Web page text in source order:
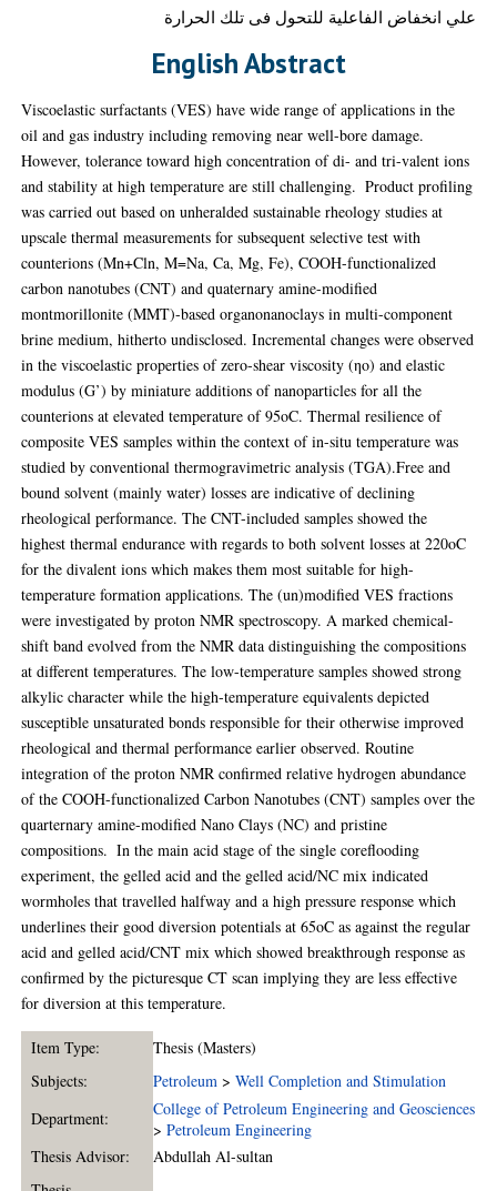
علي انخفاض الفاعلية للتحول فى تلك الحرارة
English Abstract
Viscoelastic surfactants (VES) have wide range of applications in the
oil and gas industry ‎including removing near well-bore damage.
However, tolerance toward high ‎concentration of di- and tri-valent ions
and stability at high temperature are still ‎challenging. ‎ Product profiling
was carried out based on unheralded sustainable rheology studies at
‎upscale thermal measurements for subsequent selective test with
counterions (Mn+Cln, ‎M=Na, Ca, Mg, Fe), COOH-functionalized
carbon nanotubes (CNT) and quaternary ‎amine-modified
montmorillonite (MMT)-based organonanoclays in multi-component
‎brine medium, hitherto undisclosed.‎ Incremental changes were observed
in the viscoelastic properties of zero-shear viscosity ‎‎(ηo) and elastic
modulus (G’) by miniature additions of nanoparticles for all the
‎counterions at elevated temperature of 95oC.‎ Thermal resilience of
composite VES samples within the context of in-situ temperature ‎was
studied by conventional thermogravimetric analysis (TGA).Free and
bound solvent ‎‎(mainly water) losses are indicative of declining
rheological performance. The CNT-‎included samples showed the
highest thermal endurance with regards to both solvent ‎losses at 220oC
for the divalent ions which makes them most suitable for high-‎
temperature formation applications. The (un)modified VES fractions
were investigated by ‎proton NMR spectroscopy. A marked chemical-
shift band evolved from the NMR data ‎distinguishing the compositions
at different temperatures. The low-temperature samples ‎showed strong
alkylic character while the high-temperature equivalents depicted
‎susceptible unsaturated bonds responsible for their otherwise improved
rheological and ‎thermal performance earlier observed. Routine
integration of the proton NMR confirmed ‎relative hydrogen abundance
of the COOH-functionalized Carbon Nanotubes (CNT) ‎samples over the
quarternary amine-modified Nano Clays (NC) and pristine
compositions. ‎ In the main acid stage of the single coreflooding
experiment, the gelled acid and the ‎gelled acid/NC mix indicated
wormholes that travelled halfway and a high pressure ‎response which
underlines their good diversion potentials at 65oC as against the regular
‎acid and gelled acid/CNT mix which showed breakthrough response as
confirmed by the ‎picturesque CT scan implying they are less effective
for diversion at this temperature. ‎
Item Type:
Thesis (Masters)
Subjects:
Petroleum >Well Completion and Stimulation
Department:
College of Petroleum Engineering and Geosciences
>Petroleum Engineering
Thesis Advisor:
Abdullah Al-sultan